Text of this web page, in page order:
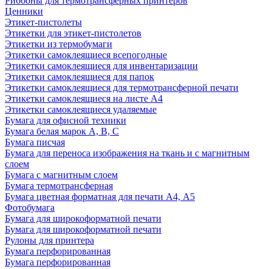
Ценники
Этикет-пистолеты
Этикетки для этикет-пистолетов
Этикетки из термобумаги
Этикетки самоклеящиеся всепогодные
Этикетки самоклеящиеся для инвентаризации
Этикетки самоклеящиеся для папок
Этикетки самоклеящиеся для термотрансферной печати
Этикетки самоклеящиеся на листе А4
Этикетки самоклеящиеся удаляемые
Бумага для офисной техники
Бумага белая марок А, В, С
Бумага писчая
Бумага для переноса изображения на ткань и с магнитным
слоем
Бумага с магнитным слоем
Бумага термотрансферная
Бумага цветная форматная для печати А4, А5
Фотобумага
Бумага для широкоформатной печати
Бумага для широкоформатной печати
Рулоны для принтера
Бумага перфорированная
Бумага перфорированная